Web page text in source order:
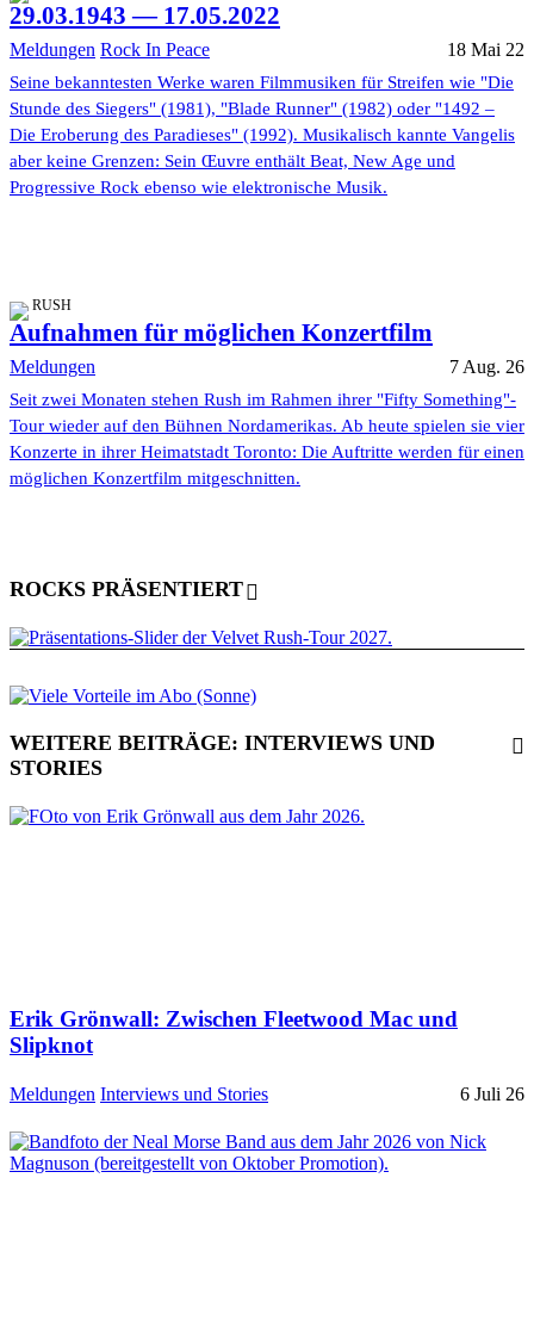
29.03.1943 — 17.05.2022
Meldungen Rock In Peace 18 Mai 22
Seine bekanntesten Werke waren Filmmusiken für Streifen wie "Die
Stunde des Siegers" (1981), "Blade Runner" (1982) oder "1492 –
Die Eroberung des Paradieses" (1992). Musikalisch kannte Vangelis
aber keine Grenzen: Sein Œuvre enthält Beat, New Age und
Progressive Rock ebenso wie elektronische Musik.
RUSH
Aufnahmen für möglichen Konzertfilm
Meldungen 7 Aug. 26
Seit zwei Monaten stehen Rush im Rahmen ihrer "Fifty Something"-
Tour wieder auf den Bühnen Nordamerikas. Ab heute spielen sie vier
Konzerte in ihrer Heimatstadt Toronto: Die Auftritte werden für einen
möglichen Konzertfilm mitgeschnitten.
ROCKS PRÄSENTIERT
WEITERE BEITRÄGE: INTERVIEWS UND
STORIES
Erik Grönwall: Zwischen Fleetwood Mac und
Slipknot
Meldungen Interviews und Stories 6 Juli 26